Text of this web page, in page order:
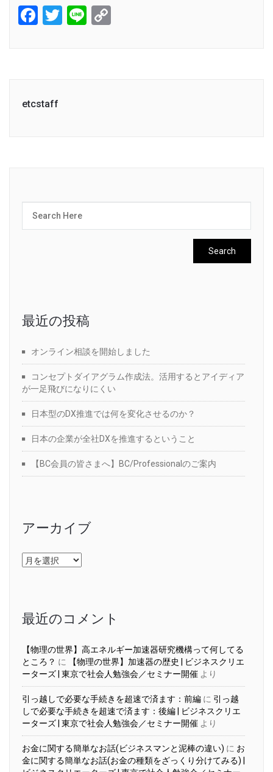
Facebook
Twitter
Line
etcstaff
最近の投稿
オンライン相談を開始しました
コンセプトダイアグラム作成法。活用するとアイディア
が一足飛びになりにくい
日本型のDX推進では何を変化させるのか？
日本の企業が全社DXを推進するということ
【BC会員の皆さまへ】BC/Professionalのご案内
アーカイブ
ア
ー
最近のコメント
【物理の世界】高エネルギー加速器研究機構って何してる
ところ？ に
【物理の世界】加速器の歴史 | ビジネスクリエ
ーターズ | 東京で社会人勉強会／セミナー開催 より
引っ越しで必要な手続きを超速で済ます：前編 に 引っ越
しで必要な手続きを超速で済ます：後編 | ビジネスクリエ
ーターズ | 東京で社会人勉強会／セミナー開催 より
お金に関する簡単なお話(ビジネスマンと泥棒の違い) に お
金に関する簡単なお話(お金の種類をざっくり分けてみる) |